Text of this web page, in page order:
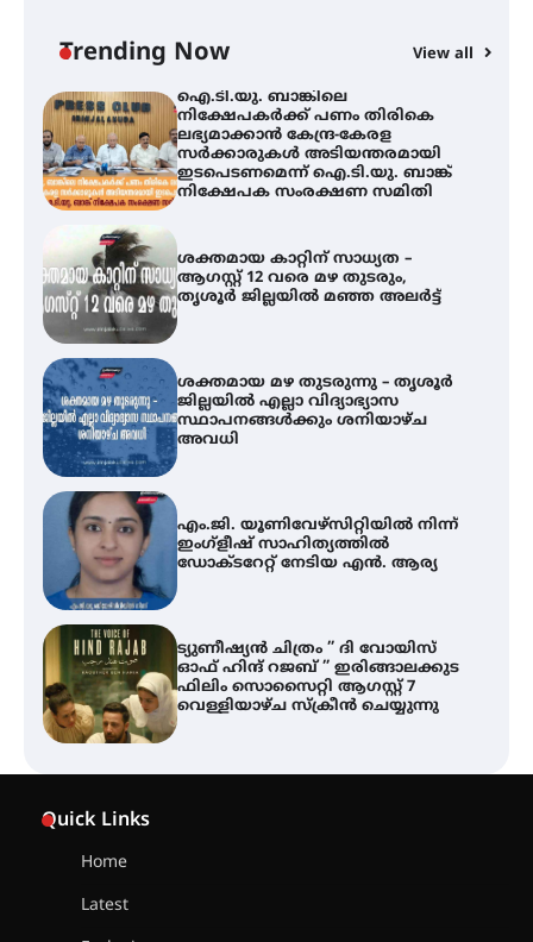
Trending Now View all
ഐ.ടി.യു. ബാങ്കിലെ
നിക്ഷേപകർക്ക് പണം തിരികെ
ലഭ്യമാക്കാൻ കേന്ദ്ര-കേരള
സർക്കാരുകൾ അടിയന്തരമായി
ഇടപെടണമെന്ന് ഐ.ടി.യു. ബാങ്ക്
നിക്ഷേപക സംരക്ഷണ സമിതി
ശക്തമായ കാറ്റിന് സാധ്യത –
ആഗസ്റ്റ് 12 വരെ മഴ തുടരും,
തൃശൂർ ജില്ലയിൽ മഞ്ഞ അലർട്ട്
ശക്തമായ മഴ തുടരുന്നു – തൃശൂർ
ജില്ലയിൽ എല്ലാ വിദ്യാഭ്യാസ
സ്ഥാപനങ്ങൾക്കും ശനിയാഴ്ച
അവധി
എം.ജി. യൂണിവേഴ്‌സിറ്റിയിൽ നിന്ന്
ഇംഗ്ളീഷ് സാഹിത്യത്തിൽ
ഡോക്ടറേറ്റ് നേടിയ എൻ. ആര്യ
ട്യുണീഷ്യൻ ചിത്രം ” ദി വോയിസ്
ഓഫ് ഹിന്ദ് റജബ് ” ഇരിങ്ങാലക്കുട
ഫിലിം സൊസൈറ്റി ആഗസ്റ്റ് 7
വെള്ളിയാഴ്ച സ്‌ക്രീൻ ചെയ്യുന്നു
Quick Links
Home
Latest